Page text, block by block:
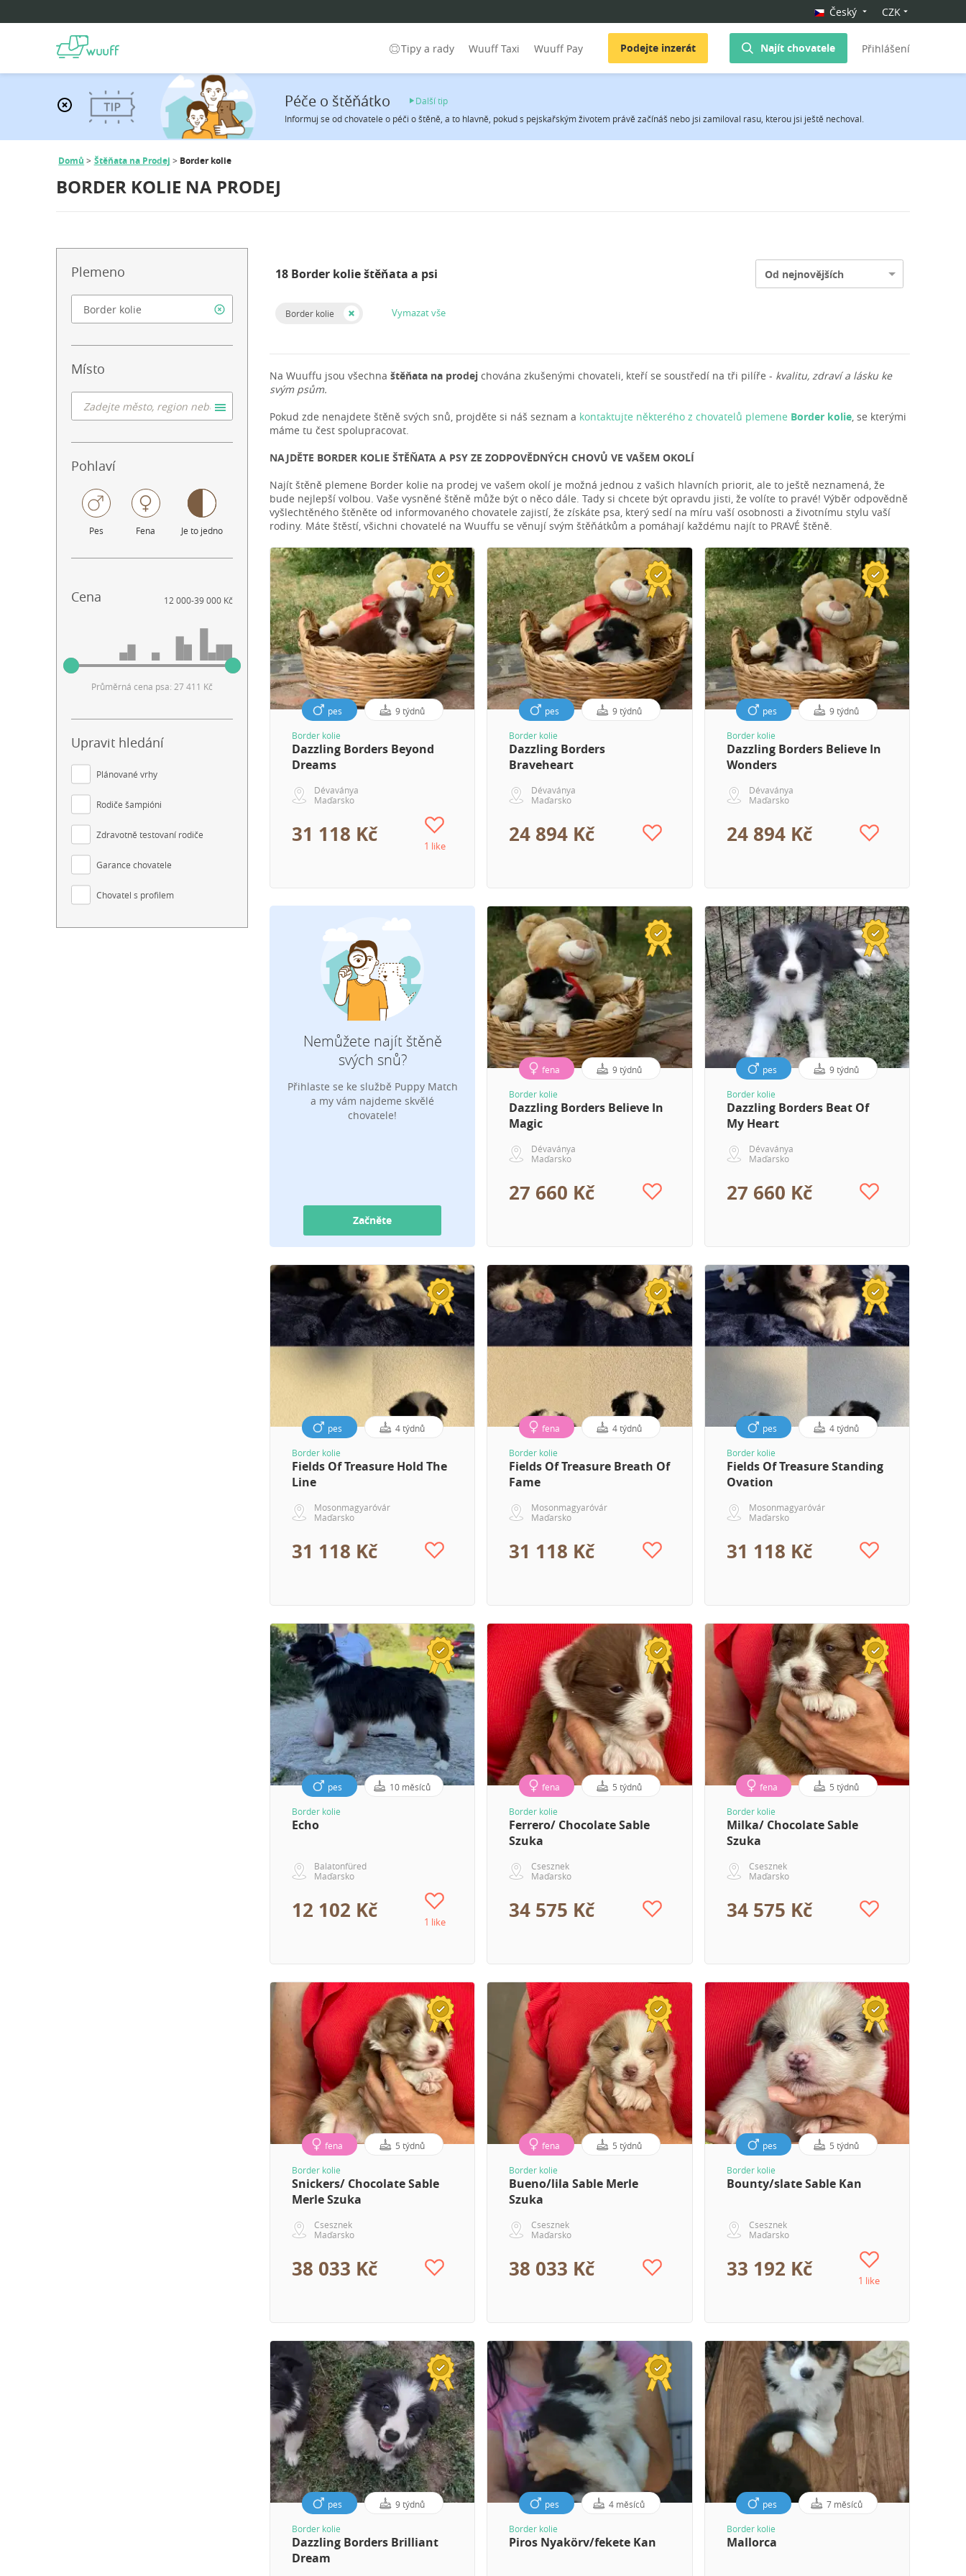
Český CZK
Tipy a rady Wuuff Taxi Wuuff Pay Podejte inzerát Najít chovatele Přihlášení
Péče o štěňátko
Další tip
Informuj se od chovatele o péči o štěně, a to hlavně, pokud s pejskařským životem právě začínáš nebo jsi zamiloval rasu, kterou jsi ještě nechoval.
Domů Štěňata na Prodej Border kolie
BORDER KOLIE NA PRODEJ
Plemeno
Místo
Pohlaví
Pes Fena Je to jedno
Cena 12 000-39 000 Kč
Průměrná cena psa: 27 411 Kč
Upravit hledání
Plánované vrhy
Rodiče šampióni
Zdravotně testovaní rodiče
Garance chovatele
Chovatel s profilem
18 Border kolie štěňata a psi Od nejnovějších
Border kolie Vymazat vše
Na Wuuffu jsou všechna štěňata na prodej chována zkušenými chovateli, kteří se soustředí na tři pilíře - kvalitu, zdraví a lásku ke
svým psům.
Pokud zde nenajdete štěně svých snů, projděte si náš seznam a kontaktujte některého z chovatelů plemene Border kolie, se kterými
máme tu čest spolupracovat.
NAJDĚTE BORDER KOLIE ŠTĚŇATA A PSY ZE ZODPOVĚDNÝCH CHOVŮ VE VAŠEM OKOLÍ
Najít štěně plemene Border kolie na prodej ve vašem okolí je možná jednou z vašich hlavních priorit, ale to ještě neznamená, že
bude nejlepší volbou. Vaše vysněné štěně může být o něco dále. Tady si chcete být opravdu jisti, že volíte to pravé! Výběr odpovědně
vyšlechtěného štěněte od informovaného chovatele zajistí, že získáte psa, který sedí na míru vaší osobnosti a životnímu stylu vaší
rodiny. Máte štěstí, všichni chovatelé na Wuuffu se věnují svým štěňátkům a pomáhají každému najít to PRAVÉ štěně.
pes 9 týdnů
Border kolie
Dazzling Borders Beyond
Dreams
Dévaványa
Maďarsko
31 118 Kč 1 like
pes 9 týdnů
Border kolie
Dazzling Borders
Braveheart
Dévaványa
Maďarsko
24 894 Kč
pes 9 týdnů
Border kolie
Dazzling Borders Believe In
Wonders
Dévaványa
Maďarsko
24 894 Kč
Nemůžete najít štěně
svých snů?
Přihlaste se ke službě Puppy Match
a my vám najdeme skvělé
chovatele!
Jaké plemeno hledáš?
E-mailová adresa, kam máme zaslat oznámení
Začněte
fena 9 týdnů
Border kolie
Dazzling Borders Believe In
Magic
Dévaványa
Maďarsko
27 660 Kč
pes 9 týdnů
Border kolie
Dazzling Borders Beat Of
My Heart
Dévaványa
Maďarsko
27 660 Kč
pes 4 týdnů
Border kolie
Fields Of Treasure Hold The
Line
Mosonmagyaróvár
Maďarsko
31 118 Kč
fena 4 týdnů
Border kolie
Fields Of Treasure Breath Of
Fame
Mosonmagyaróvár
Maďarsko
31 118 Kč
pes 4 týdnů
Border kolie
Fields Of Treasure Standing
Ovation
Mosonmagyaróvár
Maďarsko
31 118 Kč
pes 10 měsíců
Border kolie
Echo
Balatonfüred
Maďarsko
12 102 Kč 1 like
fena 5 týdnů
Border kolie
Ferrero/ Chocolate Sable
Szuka
Csesznek
Maďarsko
34 575 Kč
fena 5 týdnů
Border kolie
Milka/ Chocolate Sable
Szuka
Csesznek
Maďarsko
34 575 Kč
fena 5 týdnů
Border kolie
Snickers/ Chocolate Sable
Merle Szuka
Csesznek
Maďarsko
38 033 Kč
fena 5 týdnů
Border kolie
Bueno/lila Sable Merle
Szuka
Csesznek
Maďarsko
38 033 Kč
pes 5 týdnů
Border kolie
Bounty/slate Sable Kan
Csesznek
Maďarsko
33 192 Kč 1 like
pes 9 týdnů
Border kolie
Dazzling Borders Brilliant
Dream
pes 4 měsíců
Border kolie
Piros Nyakörv/fekete Kan
pes 7 měsíců
Border kolie
Mallorca